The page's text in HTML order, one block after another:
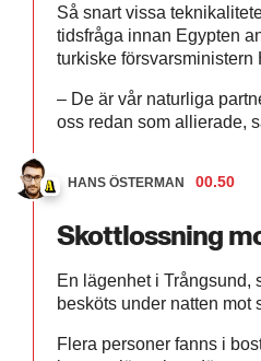
Så snart vissa
tidsfråga innan Egypten
turkiske försvarsministern
– De är vår naturliga
oss redan som allierade,
HANS ÖSTERMAN 00.50
Skottlossning
En lägenhet i Trångsund,
besköts under natten mot
Flera personer fanns i